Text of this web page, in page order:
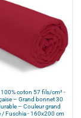
coton 57 fils/cm² -
– Grand bonnet 30
– Couleur grand
/ Fuschia - 160x200 cm